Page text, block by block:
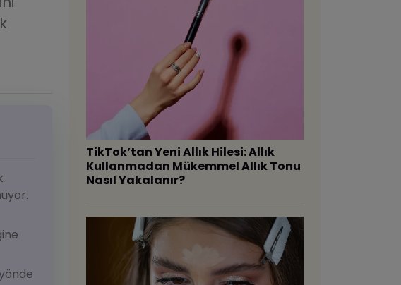
TikTok’tan Yeni Allık Hilesi: Allık
Kullanmadan Mükemmel Allık Tonu
Nasıl Yakalanır?